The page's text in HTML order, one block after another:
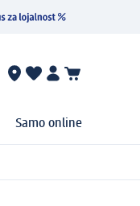
Samo online